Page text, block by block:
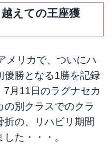
えての王座獲
メリカで、ついにハ
優勝となる1勝を記録
月11日のラグナセカ
別クラスでのクラ
折の、リハビリ期間
た・・・。